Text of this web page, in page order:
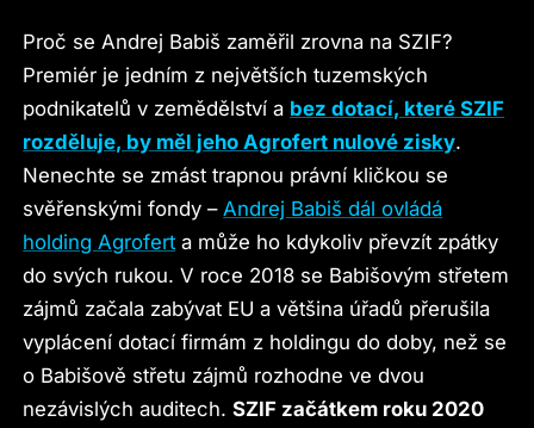
Proč se Andrej Babiš zaměřil zrovna na SZIF?
Premiér je jedním z největších tuzemských
podnikatelů v zemědělství a bez dotací, které SZIF
rozděluje, by měl jeho Agrofert nulové zisky.
Nenechte se zmást trapnou právní kličkou se
svěřenskými fondy – Andrej Babiš dál ovládá
holding Agrofert a může ho kdykoliv převzít zpátky
do svých rukou. V roce 2018 se Babišovým střetem
zájmů začala zabývat EU a většina úřadů přerušila
vyplácení dotací firmám z holdingu do doby, než se
o Babišově střetu zájmů rozhodne ve dvou
nezávislých auditech.SZIF začátkem roku 2020